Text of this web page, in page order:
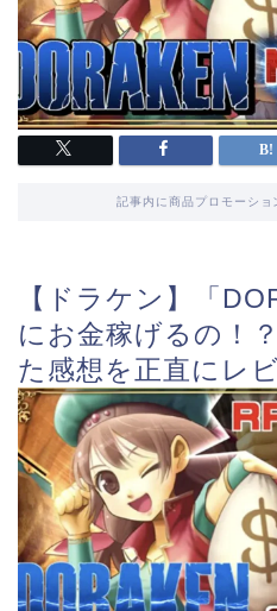
記事内に商品プロモーシ
【ドラケン】「
にお金稼げるの！
た感想を正直にレ